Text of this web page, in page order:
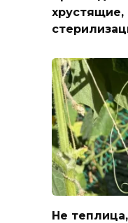
хрустящие,
Не